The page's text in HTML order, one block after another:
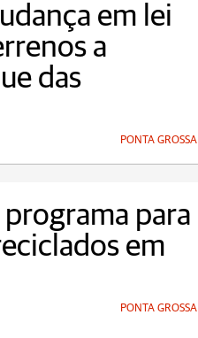
em lei
a
das
PONTA GROSSA
programa para
em
PONTA GROSSA